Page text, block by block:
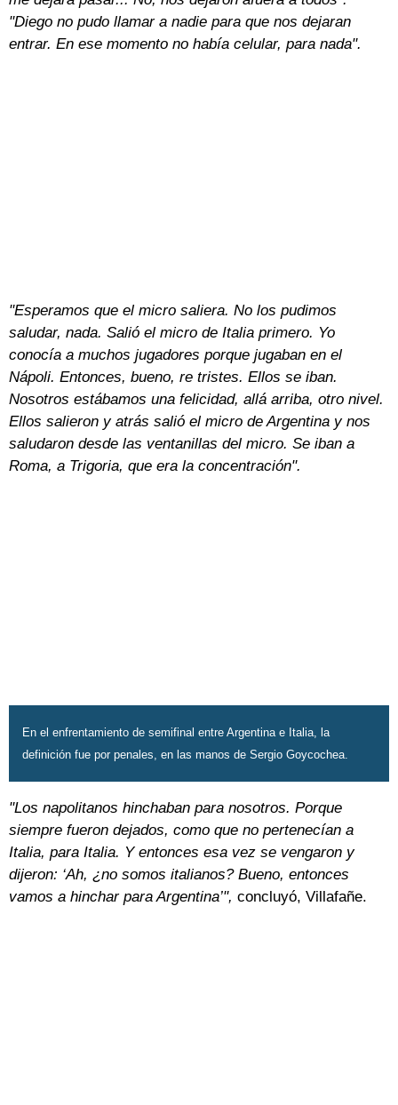
"Diego no pudo llamar a nadie para que nos dejaran
entrar. En ese momento no había celular, para nada".
"Esperamos que el micro saliera. No los pudimos
saludar, nada. Salió el micro de Italia primero. Yo
conocía a muchos jugadores porque jugaban en el
Nápoli. Entonces, bueno, re tristes. Ellos se iban.
Nosotros estábamos una felicidad, allá arriba, otro nivel.
Ellos salieron y atrás salió el micro de Argentina y nos
saludaron desde las ventanillas del micro. Se iban a
Roma, a Trigoria, que era la concentración".
En el enfrentamiento de semifinal entre Argentina e Italia, la
definición fue por penales, en las manos de Sergio Goycochea.
"Los napolitanos hinchaban para nosotros. Porque
siempre fueron dejados, como que no pertenecían a
Italia, para Italia. Y entonces esa vez se vengaron y
dijeron: ‘Ah, ¿no somos italianos? Bueno, entonces
vamos a hinchar para Argentina’", concluyó, Villafañe.